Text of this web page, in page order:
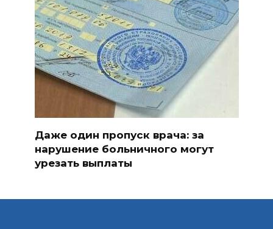
Даже один пропуск врача: за
нарушение больничного могут
урезать выплаты